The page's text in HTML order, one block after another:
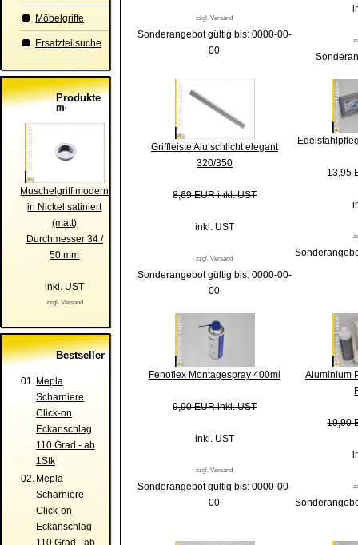
Möbelgriffe
Ersatzteilsuche
Produkte
Muschelgriff modern
in Nickel satiniert
(matt)
Durchmesser 34 /
50 mm
inkl. UST
zzgl. Versand
Bestseller
01. Mepla
Scharniere
Click-on
Eckanschlag
110 Grad - ab
1Stk
02. Mepla
Scharniere
Click-on
Eckanschlag
110 Grad - ab
zzgl. Versand
Sonderangebot gültig bis: 0000-00-
00
Griffleiste Alu schlicht elegant
320/350
8,69 EUR inkl. UST
inkl. UST
zzgl. Versand
Sonderangebot gültig bis: 0000-00-
00
13,95
Fenoflex Montagespray 400ml
9,90 EUR inkl. UST
inkl. UST
zzgl. Versand
Sonderangebot gültig bis: 0000-00-
00
Aluminium
19,90